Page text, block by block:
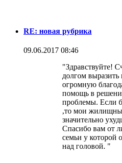
RE: новая рубрика
09.06.2017 08:46
"Здравствуйте!
долгом
огромную
помощь в
проблемы. Если
,то мои
значительно
Спасибо вам от
семьи у которой
над головой. "